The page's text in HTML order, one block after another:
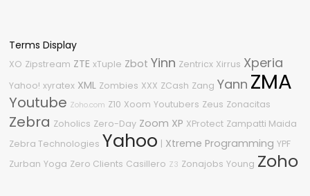
Terms Display
XO Zipstream ZTE xTuple Zbot Yinn Zentricx Xirrus Xperia
Yahoo! xyratex XML Zombies XXX ZCash Zang Yann ZMA
Youtube Zoho.com Z10 Xoom Youtubers Zeus Zonacitas
Zebra Zoholics Zero-Day Zoom XP XProtect Zampatti Maida
Zebra Technologies Yahoo | Xtreme Programming YPF
Zurban Yoga Zero Clients Casillero Z3 Zonajobs Young Zoho